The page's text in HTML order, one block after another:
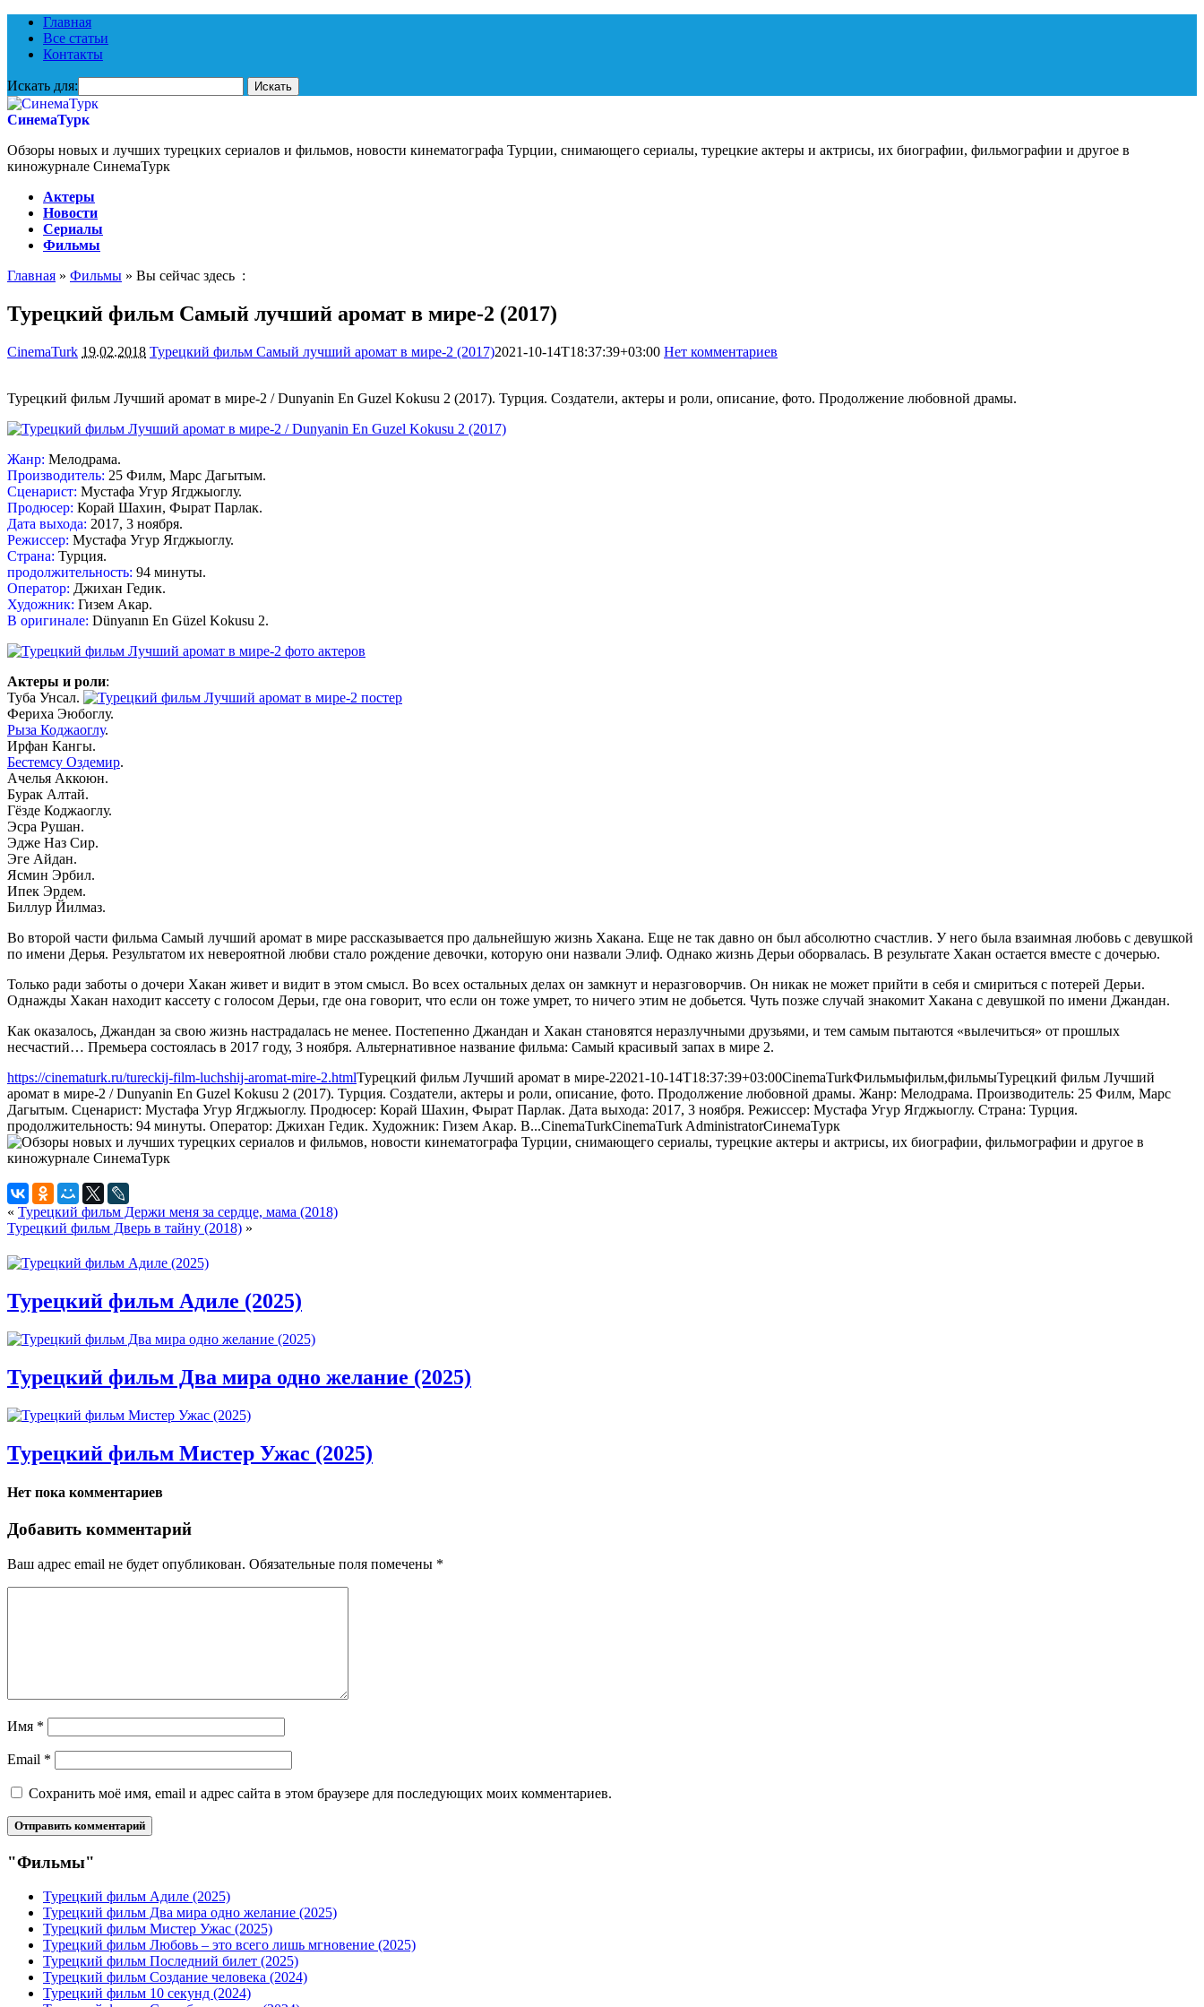
Главная
Все статьи
Контакты
Искать для:
СинемаТурк
Обзоры новых и лучших турецких сериалов и фильмов, новости кинематографа Турции, снимающего сериалы, турецкие актеры и актрисы, их биографии, фильмографии и другое в
киножурнале СинемаТурк
Актеры
Новости
Сериалы
Фильмы
Главная » Фильмы » Вы сейчас здесь :
Турецкий фильм Самый лучший аромат в мире-2 (2017)
CinemaTurk 19.02.2018 Турецкий фильм Самый лучший аромат в мире-2 (2017)2021-10-14T18:37:39+03:00 Нет комментариев
Турецкий фильм Лучший аромат в мире-2 / Dunyanin En Guzel Kokusu 2 (2017). Турция. Создатели, актеры и роли, описание, фото. Продолжение любовной драмы.
Жанр: Мелодрама.
Производитель: 25 Филм, Марс Дагытым.
Сценарист: Мустафа Угур Ягджыоглу.
Продюсер: Корай Шахин, Фырат Парлак.
Дата выхода: 2017, 3 ноября.
Режиссер: Мустафа Угур Ягджыоглу.
Страна: Турция.
продолжительность: 94 минуты.
Оператор: Джихан Гедик.
Художник: Гизем Акар.
В оригинале: Dünyanın En Güzel Kokusu 2.
Актеры и роли:
Туба Унсал.
Фериха Эюбоглу.
Рыза Коджаоглу.
Ирфан Кангы.
Бестемсу Оздемир.
Ачелья Аккоюн.
Бурак Алтай.
Гёзде Коджаоглу.
Эсра Рушан.
Эдже Наз Сир.
Эге Айдан.
Ясмин Эрбил.
Ипек Эрдем.
Биллур Йилмаз.
Во второй части фильма Самый лучший аромат в мире рассказывается про дальнейшую жизнь Хакана. Еще не так давно он был абсолютно счастлив. У него была взаимная любовь с девушкой
по имени Дерья. Результатом их невероятной любви стало рождение девочки, которую они назвали Элиф. Однако жизнь Дерьи оборвалась. В результате Хакан остается вместе с дочерью.
Только ради заботы о дочери Хакан живет и видит в этом смысл. Во всех остальных делах он замкнут и неразговорчив. Он никак не может прийти в себя и смириться с потерей Дерьи.
Однажды Хакан находит кассету с голосом Дерьи, где она говорит, что если он тоже умрет, то ничего этим не добьется. Чуть позже случай знакомит Хакана с девушкой по имени Джандан.
Как оказалось, Джандан за свою жизнь настрадалась не менее. Постепенно Джандан и Хакан становятся неразлучными друзьями, и тем самым пытаются «вылечиться» от прошлых
несчастий… Премьера состоялась в 2017 году, 3 ноября. Альтернативное название фильма: Самый красивый запах в мире 2.
https://cinematurk.ru/tureckij-film-luchshij-aromat-mire-2.htmlТурецкий фильм Лучший аромат в мире-22021-10-14T18:37:39+03:00CinemaTurkФильмыфильм,фильмыТурецкий фильм Лучший
аромат в мире-2 / Dunyanin En Guzel Kokusu 2 (2017). Турция. Создатели, актеры и роли, описание, фото. Продолжение любовной драмы. Жанр: Мелодрама. Производитель: 25 Филм, Марс
Дагытым. Сценарист: Мустафа Угур Ягджыоглу. Продюсер: Корай Шахин, Фырат Парлак. Дата выхода: 2017, 3 ноября. Режиссер: Мустафа Угур Ягджыоглу. Страна: Турция.
продолжительность: 94 минуты. Оператор: Джихан Гедик. Художник: Гизем Акар. В...CinemaTurkCinemaTurk AdministratorСинемаТурк
« Турецкий фильм Держи меня за сердце, мама (2018)
Турецкий фильм Дверь в тайну (2018) »
Турецкий фильм Адиле (2025)
Турецкий фильм Два мира одно желание (2025)
Турецкий фильм Мистер Ужас (2025)
Нет пока комментариев
Добавить комментарий
Ваш адрес email не будет опубликован. Обязательные поля помечены *
Имя *
Email *
Сохранить моё имя, email и адрес сайта в этом браузере для последующих моих комментариев.
"Фильмы"
Турецкий фильм Адиле (2025)
Турецкий фильм Два мира одно желание (2025)
Турецкий фильм Мистер Ужас (2025)
Турецкий фильм Любовь – это всего лишь мгновение (2025)
Турецкий фильм Последний билет (2025)
Турецкий фильм Создание человека (2024)
Турецкий фильм 10 секунд (2024)